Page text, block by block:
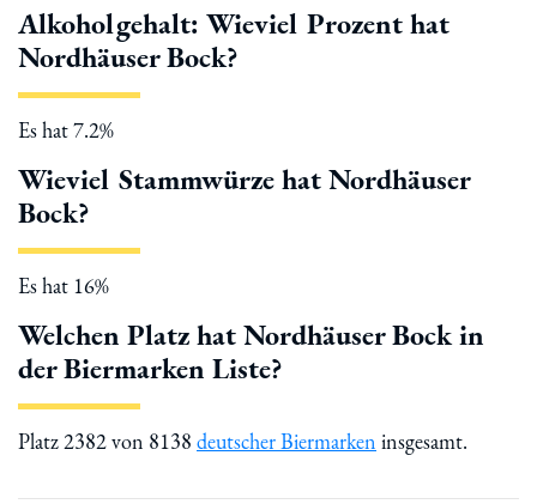
Alkoholgehalt: Wieviel Prozent hat
Nordhäuser Bock?
Es hat 7.2%
Wieviel Stammwürze hat Nordhäuser
Bock?
Es hat 16%
Welchen Platz hat Nordhäuser Bock in
der Biermarken Liste?
Platz 2382 von 8138 deutscher Biermarken insgesamt.